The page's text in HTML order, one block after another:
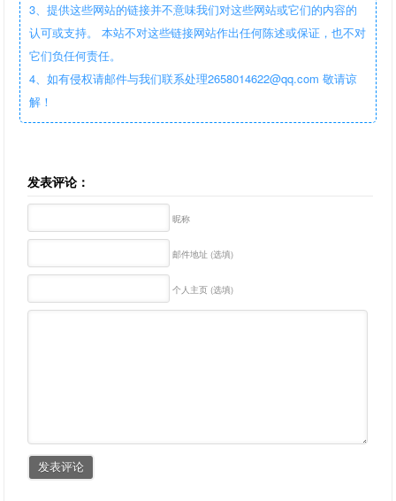
3、提供这些网站的链接并不意味我们对这些网站或它们的内容的
认可或支持。 本站不对这些链接网站作出任何陈述或保证，也不对
它们负任何责任。
4、如有侵权请邮件与我们联系处理2658014622@qq.com 敬请谅
解！
发表评论：
昵称
邮件地址 (选填)
个人主页 (选填)